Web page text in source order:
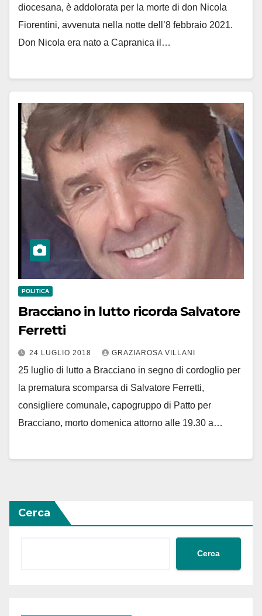
diocesana, è addolorata per la morte di don Nicola
Fiorentini, avvenuta nella notte dell’8 febbraio 2021.
Don Nicola era nato a Capranica il…
POLITICA
Bracciano in lutto ricorda Salvatore
Ferretti
24 LUGLIO 2018 GRAZIAROSA VILLANI
25 luglio di lutto a Bracciano in segno di cordoglio per
la prematura scomparsa di Salvatore Ferretti,
consigliere comunale, capogruppo di Patto per
Bracciano, morto domenica attorno alle 19.30 a…
Cerca
Cerca